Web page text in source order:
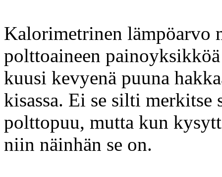
Kalorimetrinen lämpöarvo
polttoaineen
kuusi kevyenä puuna
kisassa. Ei se silti merkitse
polttopuu, mutta kun
niin näinhän se on.